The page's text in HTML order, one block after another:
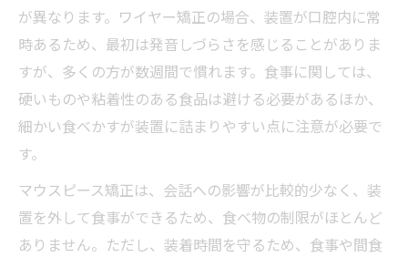
が異なります。ワイヤー矯正の場合、装置が口腔内に常
時あるため、最初は発音しづらさを感じることがありま
すが、多くの方が数週間で慣れます。食事に関しては、
硬いものや粘着性のある食品は避ける必要があるほか、
細かい食べかすが装置に詰まりやすい点に注意が必要で
す。
マウスピース矯正は、会話への影響が比較的少なく、装
置を外して食事ができるため、食べ物の制限がほとんど
ありません。ただし、装着時間を守るため、食事や間食